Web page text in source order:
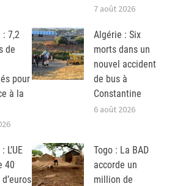
7 août 2026
: 7,2
de
pour
à la
Algérie : Six
morts dans un
nouvel accident
de bus à
Constantine
6 août 2026
L’UE
40
Togo : La BAD
accorde un
million de